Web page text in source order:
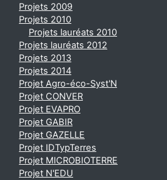
Projets 2009
Projets 2010
Projets lauréats 2010
Projets lauréats 2012
Projets 2013
Projets 2014
Projet Agro-éco-Syst'N
Projet CONVER
Projet EVAPRO
Projet GABIR
Projet GAZELLE
Projet IDTypTerres
Projet MICROBIOTERRE
Projet N'EDU